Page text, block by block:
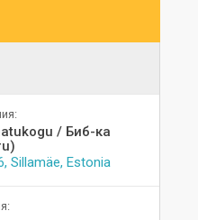
/ Биб-ка
Sillamäe, Estonia